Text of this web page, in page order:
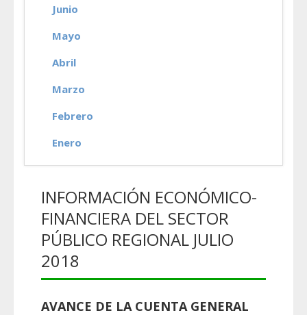
Junio
Mayo
Abril
Marzo
Febrero
Enero
INFORMACIÓN ECONÓMICO-
FINANCIERA DEL SECTOR
PÚBLICO REGIONAL JULIO
2018
AVANCE DE LA CUENTA GENERAL